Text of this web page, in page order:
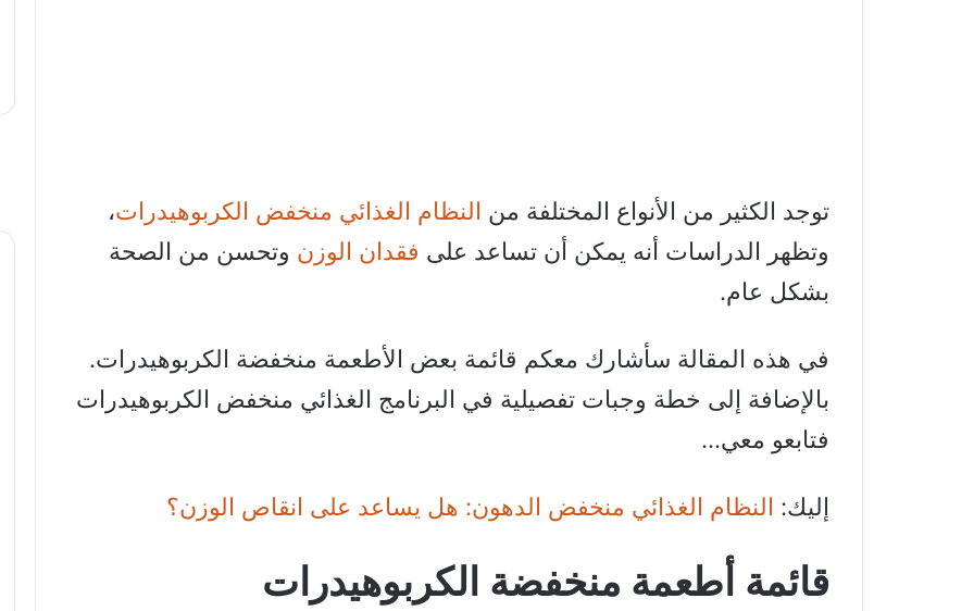
توجد الكثير من الأنواع المختلفة من النظام الغذائي منخفض الكربوهيدرات،
وتظهر الدراسات أنه يمكن أن تساعد على فقدان الوزن وتحسن من الصحة
بشكل عام.
في هذه المقالة سأشارك معكم قائمة بعض الأطعمة منخفضة الكربوهيدرات.
بالإضافة إلى خطة وجبات تفصيلية في البرنامج الغذائي منخفض الكربوهيدرات
فتابعو معي…
إليك: النظام الغذائي منخفض الدهون: هل يساعد على انقاص الوزن؟
قائمة أطعمة منخفضة الكربوهيدرات